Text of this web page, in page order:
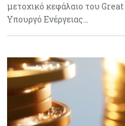
μετοχικό κεφάλαιο του
Υπουργό Ενέργειας…